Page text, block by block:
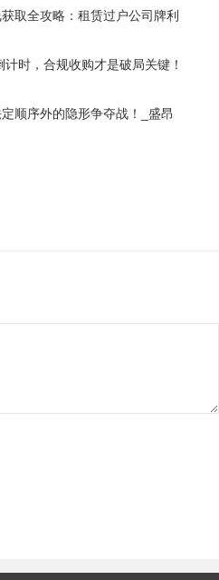
取全攻略：租赁过户公司牌利
时，合规收购才是破局关键！
顺序外的隐形争夺战！_盛昂